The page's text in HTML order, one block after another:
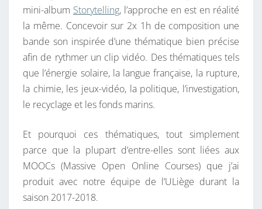
mini-album Storytelling, l’approche en est en réalité
la même. Concevoir sur 2x 1h de composition une
bande son inspirée d’une thématique bien précise
afin de rythmer un clip vidéo. Des thématiques tels
que l’énergie solaire, la langue française, la rupture,
la chimie, les jeux-vidéo, la politique, l’investigation,
le recyclage et les fonds marins.
Et pourquoi ces thématiques, tout simplement
parce que la plupart d’entre-elles sont liées aux
MOOCs (Massive Open Online Courses) que j’ai
produit avec notre équipe de l’ULiège durant la
saison 2017-2018.